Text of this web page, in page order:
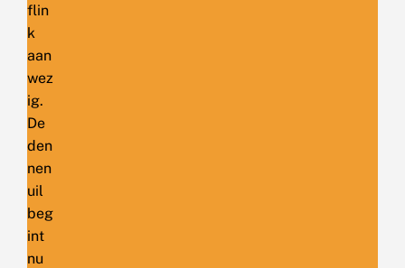
flin
k
aan
wez
ig.
De
den
nen
uil
beg
int
nu